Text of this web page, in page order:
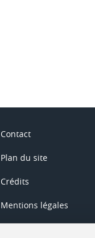
Contact
Plan du site
Crédits
Mentions légales